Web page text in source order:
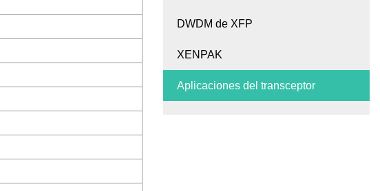
DWDM de XFP
XENPAK
Aplicaciones del transceptor